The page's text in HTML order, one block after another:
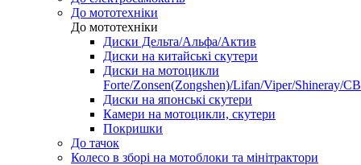
До мототехніки
До мототехніки
Диски Дельта/Альфа/Актив
Диски на китайські скутери
Диски на мотоцикли
Forte/Zonsen(Zongshen)/Lifan/Viper/Shineray/CB
Диски на японські скутери
Камери на мотоцикли, скутери
Покришки
До тачок
Колесо в зборі на мотоблоки та мінітрактори